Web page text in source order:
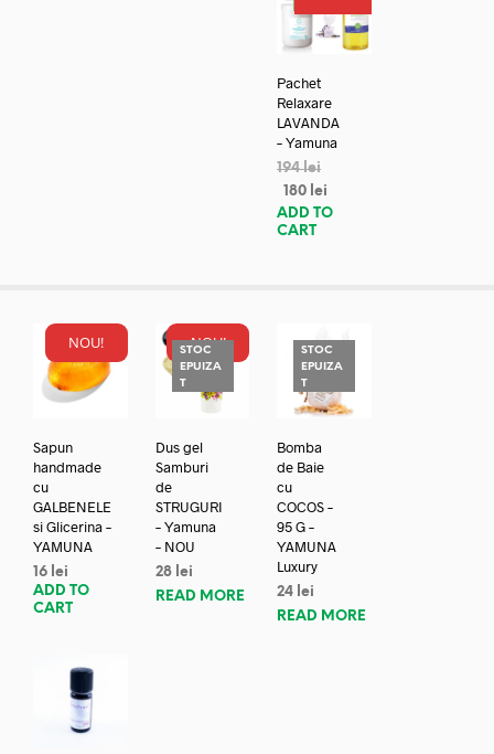
Pachet
Relaxare
LAVANDA
– Yamuna
194lei
180 lei
ADD TO
CART
NOU!
Sapun
handmade
cu
GALBENELE
si Glicerina –
YAMUNA
16 lei
ADD TO
CART
NOU!
STOC
EPUIZA
T
Dus gel
Samburi
de
STRUGURI
– Yamuna
– NOU
28 lei
READ MORE
STOC
EPUIZA
T
Bomba
de Baie
cu
COCOS –
95 G –
YAMUNA
Luxury
24 lei
READ MORE